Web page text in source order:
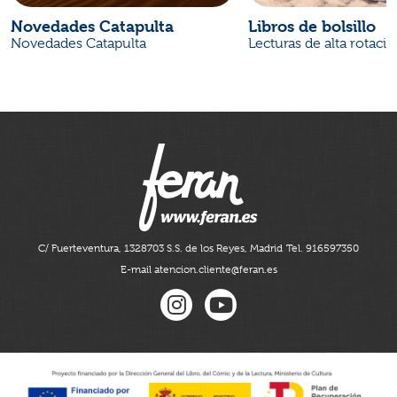
Novedades Catapulta
Novedades Catapulta
Libros de bolsillo
Lecturas de alta
C/ Fuerteventura, 1328703 S.S. de los Reyes, Madrid Tel. 916597350
E-mail atencion.cliente@feran.es